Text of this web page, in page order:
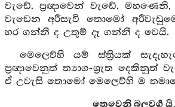
වැඩේ. ප්‍රඥාවෙන් වැඩේ.
වැඩෙන අරීසැවි තොමෝ
හර ගන්නී ද උතුම් දෑ ගන්නී ද වෙයි.
මෙලෙව්හි යම් ස්ත්‍රියක්
ප්‍රඥාවෙනුත් ත්‍යාග-ශ්‍රැත දෙකිනුත්
ඒ උවැසි තොමෝ මෙලෙව්හි ම